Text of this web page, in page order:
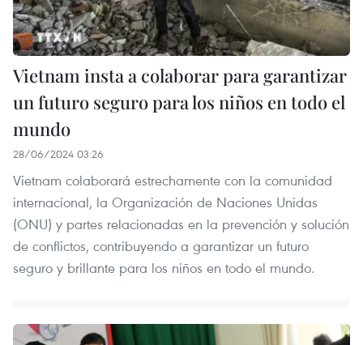
Vietnam insta a colaborar para garantizar
un futuro seguro para los niños en todo el
mundo
28/06/2024 03:26
Vietnam colaborará estrechamente con la comunidad
internacional, la Organización de Naciones Unidas
(ONU) y partes relacionadas en la prevención y solución
de conflictos, contribuyendo a garantizar un futuro
seguro y brillante para los niños en todo el mundo.